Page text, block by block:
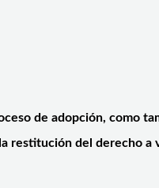
de adopción, como
restitución del derecho a